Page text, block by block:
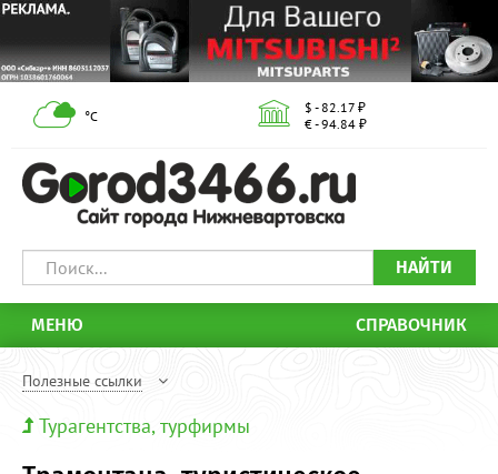
°С
$ - 82.17 ₽
€ - 94.84 ₽
НАЙТИ
МЕНЮ СПРАВОЧНИК
Полезные ссылки
Турагентства, турфирмы